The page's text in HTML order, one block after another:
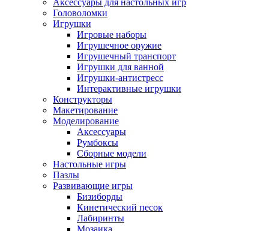
Аксессуары для настольных игр
Головоломки
Игрушки
Игровые наборы
Игрушечное оружие
Игрушечный транспорт
Игрушки для ванной
Игрушки-антистресс
Интерактивные игрушки
Конструкторы
Макетирование
Моделирование
Аксессуары
Румбоксы
Сборные модели
Настольные игры
Пазлы
Развивающие игры
Бизиборды
Кинетический песок
Лабиринты
Мозаика